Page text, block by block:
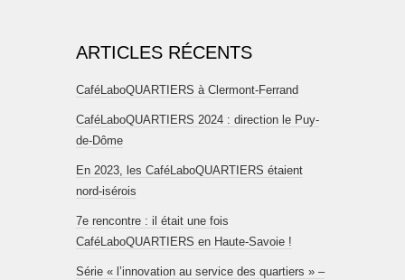
ARTICLES RÉCENTS
CaféLaboQUARTIERS à Clermont-Ferrand
CaféLaboQUARTIERS 2024 : direction le Puy-
de-Dôme
En 2023, les CaféLaboQUARTIERS étaient
nord-isérois
7e rencontre : il était une fois
CaféLaboQUARTIERS en Haute-Savoie !
Série « l’innovation au service des quartiers » –